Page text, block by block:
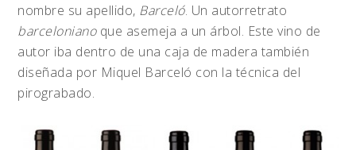
nombre su apellido, Barceló. Un autorretrato
barcelonianoque asemeja a un árbol. Este vino de
autor iba dentro de una caja de madera también
diseñada por Miquel Barceló con la técnica del
pirograbado.